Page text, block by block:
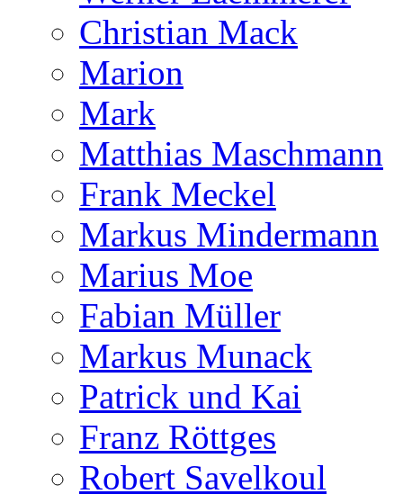
Christian Mack
Marion
Mark
Matthias Maschmann
Frank Meckel
Markus Mindermann
Marius Moe
Fabian Müller
Markus Munack
Patrick und Kai
Franz Röttges
Robert Savelkoul